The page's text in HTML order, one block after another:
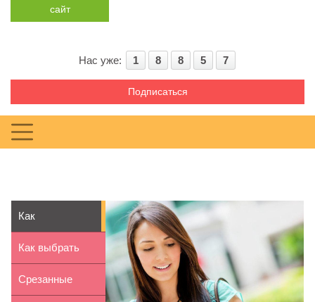
сайт
Нас уже: 1 8 8 5 7
Подписаться
Как
минимизировать
вред от моби...
Как выбрать
джинсы,
Срезанные